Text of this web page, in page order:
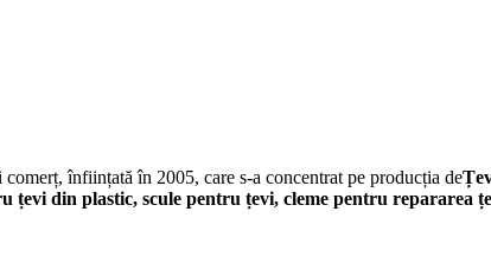
înființată în 2005, care s-a concentrat pe producția de
țevi din plastic, scule pentru țevi, cleme pentru repararea